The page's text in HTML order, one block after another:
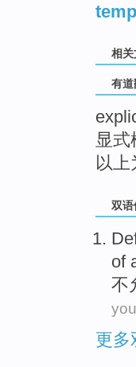
相关
有道
显式
以
双语
of
不
更多